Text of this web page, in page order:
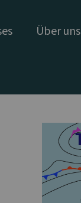
Über uns